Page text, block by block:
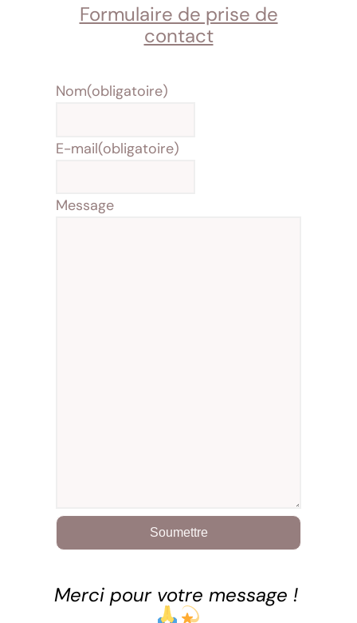
Formulaire de prise de
contact
Nom(obligatoire)
E-mail(obligatoire)
Message
Soumettre
Merci pour votre message !